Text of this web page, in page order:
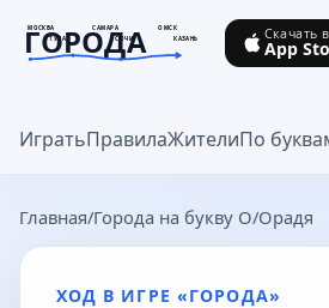
МОСКВА САМАРА
ОМСК
ТУЛА
СОЧИ КАЗАНЬ
ГОРОДА
goroda-na.ru
ИгратьПравилаЖителиПо
Скачать в
App
Главная Города на букву О Орадя
ХОД В ИГРЕ «ГОРОДА»